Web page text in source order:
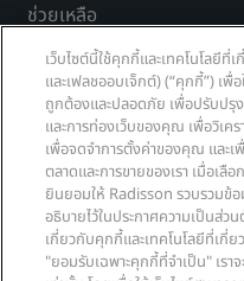
ช่วยเหลือ
โซเชียลมีเดีย
แบรนด์ Radisson Hotels
tiktokinstagram
youtubefacebook
whatsapp
เว็บไซต์นี้ใช้คุกกี้และเทคโนโลยี
และเฟลชออบเจ็กต์) (“คุกกี้”) เพื่
ถูกต้องและปลอดภัย เพื่อปรับปรุ
และการท่องเว็บของคุณ เพื่อวิเคร
เพื่อจดจำการตั้งค่าของคุณ และเ
ตลาดและการขายของเรา เมื่อ
ยินยอมให้ Radisson รวบรวมข้
อธิบายไว้ในประกาศความเป็นส่วน
เกี่ยวกับคุกกี้และเทคโนโลยีที่เกี่ย
"ยอมรับเฉพาะคุกกี้ที่จำเป็น" เรา